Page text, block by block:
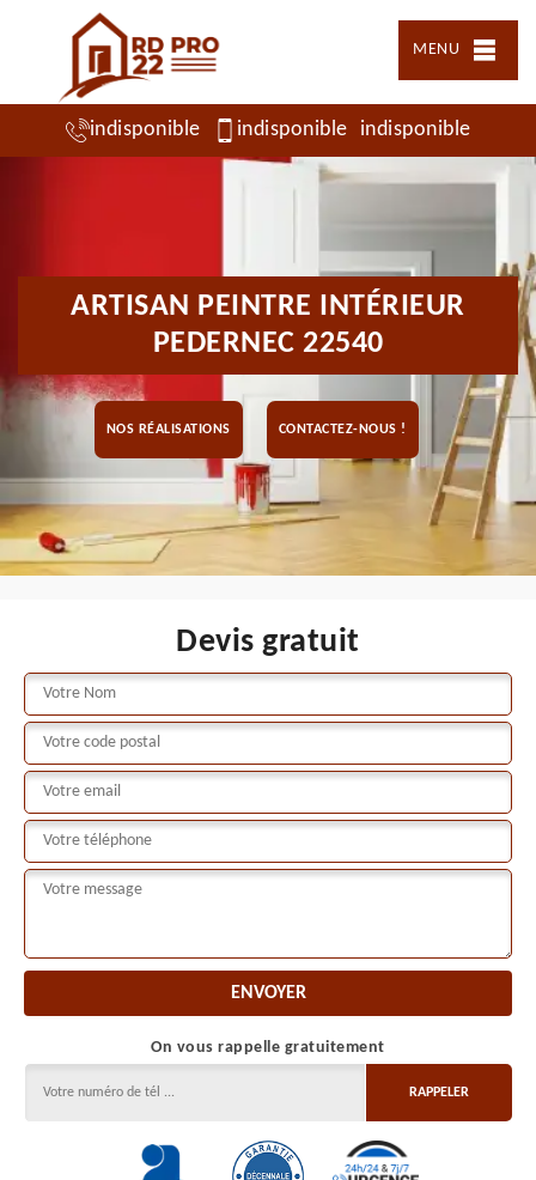
MENU
indisponible indisponible indisponible
ARTISAN PEINTRE INTÉRIEUR
PEDERNEC 22540
NOS RÉALISATIONS CONTACTEZ-NOUS !
Devis gratuit
On vous rappelle gratuitement